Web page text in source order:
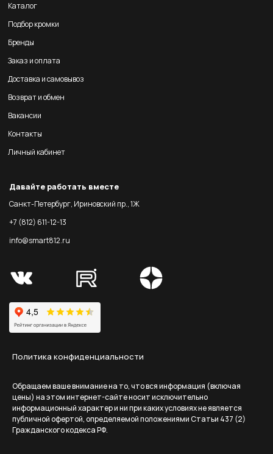
Каталог
Подбор кромки
Бренды
Заказ и оплата
Доставка и самовывоз
Возврат и обмен
Вакансии
Контакты
Личный кабинет
Давайте работать вместе
Санкт-Петербург, Ириновский пр., 1Ж
+7 (812) 611-12-13
info@smart812.ru
Политика конфиденциальности
Обращаем ваше внимание на то, что вся информация (включая
цены) на этом интернет-сайте носит исключительно
информационный характер и ни при каких условиях не является
публичной офертой, определяемой положениями Статьи 437 (2)
Гражданского кодекса РФ.